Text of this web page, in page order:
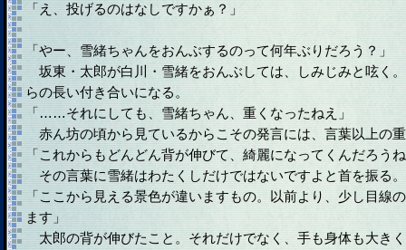
「え、投げるのはなしですかぁ？」
「やー、雪緒ちゃんをおんぶするのって何年ぶりだろう？」
坂東・太郎が白川・雪緒をおんぶしては、しみじみと呟く
らの長い付き合いになる。
「……それにしても、雪緒ちゃん、重くなったねえ」
赤ん坊の頃から見ているからこその発言には、言葉以上の
「これからもどんどん背が伸びて、綺麗になってくんだろう
その言葉に雪緒はわたくしだけではないですよと首を振る。
「ここから見える景色が違いますもの。以前より、少し目線
ます」
太郎の背が伸びたこと。それだけでなく、手も身体も大き